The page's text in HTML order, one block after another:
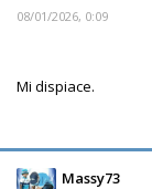
08/01/2026, 0:09
Mi dispiace.
Massy73